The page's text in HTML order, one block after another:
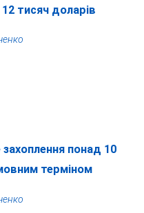
тисяч доларів
понад 10
терміном